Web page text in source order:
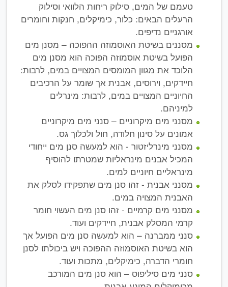
טעמם של המים, סילוק ריחות הלוואי וסילוק
הרעלים הבאים: כלור, כימיקלים, חנקות וחומרים
אורגניים נדיפים.
מסננים בשיטת האוסמוזה ההפוכה – מסנן מים
הפועל בשיטת אוסמוזה הפוכה הוא מסנן מים
הלוכד את מגוון המומסים המצויים במים, לרבות:
חיידקים, וירוסים, אבנית אך שומר על הרכיבים
החיוניים המצויים במים, לרבות: מינרלים
למיניהם.
מסנני מים מיקרוניים – סנני מים מיקרוניים
אמונים על סינון חלודה, חול ולכלוך גס.
מסנני מינרליזטור - הוא למעשה סנן מים ייחודי
המכיל אבנים מינראליות שמטרתו להוסיף
מינראליים חיוניים למים.
מסנני אבנית - זהו סנן מים שתפקידו לסלק את
האבנית המצויה במים.
מסנני מים קרמיים - זהו סנן מים העשוי חומר
קרמי המסלק אבנית, חיידקים ועוד.
סנני ממברנה – הוא למעשה סנן מים הפועל אך
הוא בשיטת האוסמוזה ההפוכה ויש ביכולתו לסנן
חומרי הדברה, כימיקלים, מתכות ועוד.
סנני מים סיליפוס – הוא סנן מים המורכב